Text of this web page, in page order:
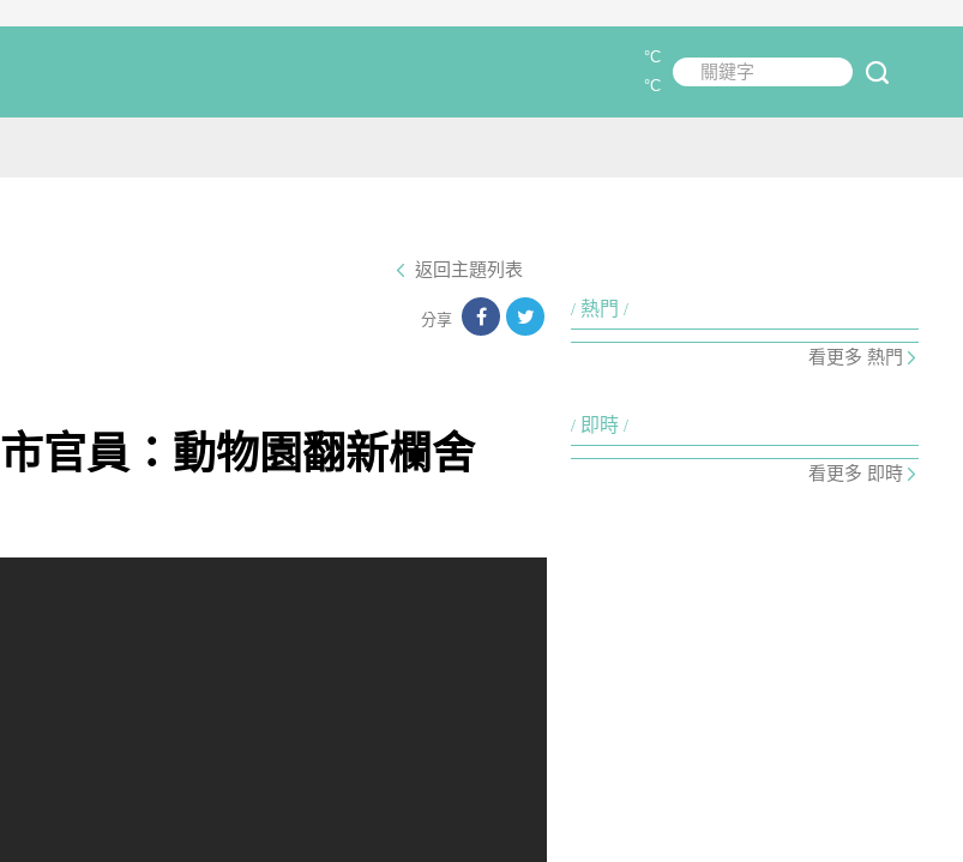
關鍵字
°C
°C
返回主題列表
分享
官員：動物園翻新欄舍
熱門
看更多 熱門
即時
看更多 即時